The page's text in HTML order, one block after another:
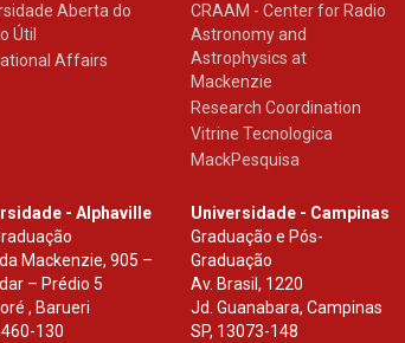
Aberta do
Útil
Affairs
CRAAM - Center for Radio
Astronomy and
Astrophysics at
Mackenzie
Research Coordination
Vitrine Tecnologica
MackPesquisa
- Alphaville
Mackenzie, 905 –
– Prédio 5
, Barueri
130
Universidade - Campinas
Graduação e Pós-
Graduação
Av. Brasil, 1220
Jd. Guanabara, Campinas
SP, 13073-148